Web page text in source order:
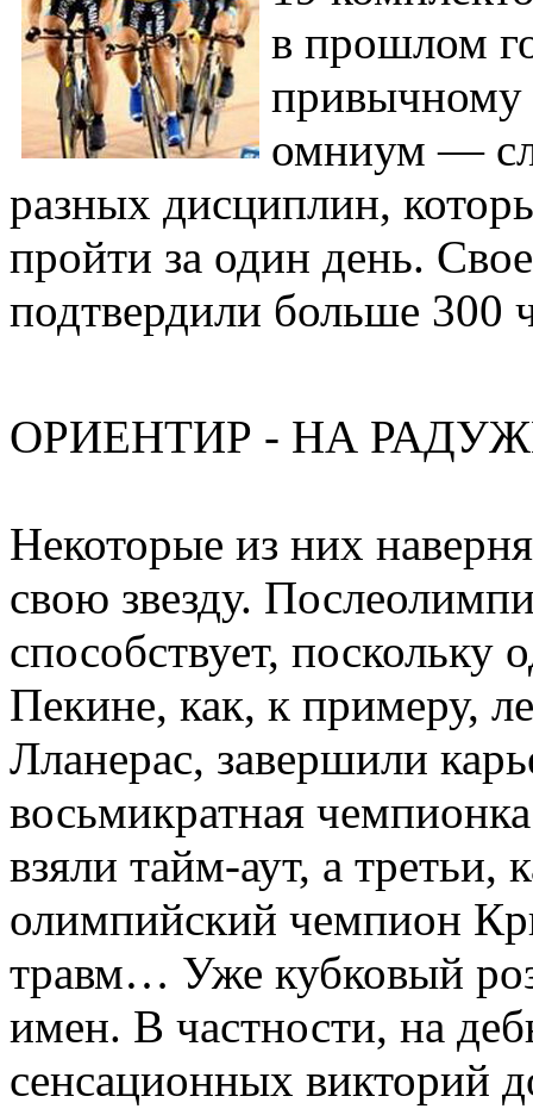
в прошлом
привычному
омниум —
разных дисциплин,
пройти за один день.
подтвердили больше 300
ОРИЕНТИР - НА
Некоторые из них
свою звезду.
способствует,
Пекине, как, к примеру,
Лланерас, завершили
восьмикратная
взяли тайм-аут, а третьи,
олимпийский чемпион
травм… Уже кубковый
имен. В частности, на
сенсационных викторий